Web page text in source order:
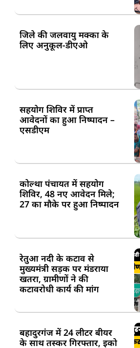
जिले की जलवायु मक्का के
लिए अनुकूल-डीएओ
सहयोग शिविर में प्राप्त
आवेदनों का हुआ निष्पादन –
एसडीएम
कोल्था पंचायत में सहयोग
शिविर, 48 नए आवेदन मिले;
27 का मौके पर हुआ निष्पादन
रेतुआ नदी के कटाव से
मुख्यमंत्री सड़क पर मंडराया
खतरा, ग्रामीणों ने की
कटावरोधी कार्य की मांग
बहादुरगंज में 24 लीटर बीयर
के साथ तस्कर गिरफ्तार, इको